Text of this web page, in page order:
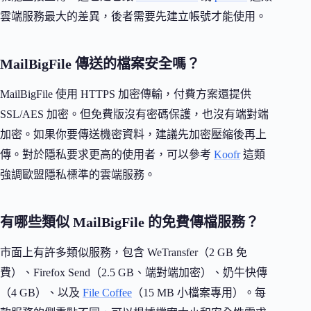
雲端服務最大的差異，後者需要先建立帳號才能使用。
MailBigFile 傳送的檔案安全嗎？
MailBigFile 使用 HTTPS 加密傳輸，付費方案還提供
SSL/AES 加密。但免費版沒有密碼保護，也沒有端對端
加密。如果你要傳送機密資料，建議先加密壓縮後再上
傳。對於隱私要求更高的使用者，可以參考 Koofr這類
強調歐盟隱私標準的雲端服務。
有哪些類似 MailBigFile 的免費傳檔服務？
市面上有許多類似服務，包含 WeTransfer（2 GB 免
費）、Firefox Send（2.5 GB、端對端加密）、奶牛快傳
（4 GB）、以及 File Coffee （15 MB 小檔案專用）。每